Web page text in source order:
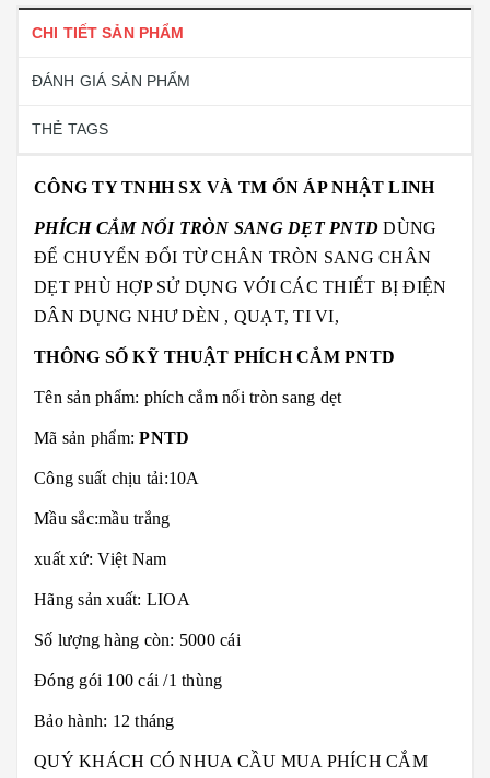
CHI TIẾT SẢN PHẨM
ĐÁNH GIÁ SẢN PHẨM
THẺ TAGS
CÔNG TY TNHH SX VÀ TM ỔN ÁP NHẬT LINH
PHÍCH CẮM NỐI TRÒN SANG DẸT PNTD DÙNG
ĐỂ CHUYỂN ĐỔI TỪ CHÂN TRÒN SANG CHÂN
DẸT PHÙ HỢP SỬ DỤNG VỚI CÁC THIẾT BỊ ĐIỆN
DÂN DỤNG NHƯ DÈN , QUẠT, TI VI,
THÔNG SỐ KỸ THUẬT PHÍCH CẮM PNTD
Tên sản phẩm: phích cắm nối tròn sang dẹt
Mã sản phẩm:PNTD
Công suất chịu tải:10A
Mầu sắc:mầu trắng
xuất xứ: Việt Nam
Hãng sản xuất: LIOA
Số lượng hàng còn: 5000 cái
Đóng gói 100 cái /1 thùng
Bảo hành: 12 tháng
QUÝ KHÁCH CÓ NHUA CẦU MUA PHÍCH CẮM